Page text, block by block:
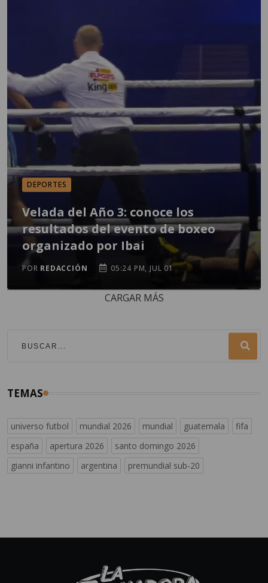
DEPORTES
Velada del Año 3: conoce los
resultados del evento de boxeo
organizado por Ibai
POR REDACCIÓN 05:24 PM, JUL 01
CARGAR MÁS
TEMAS
universo futbol mundial 2026 mundial guatemala
fifa
españa
apertura 2026
santo domingo 2026
gianni infantino
argentina premundial sub-20